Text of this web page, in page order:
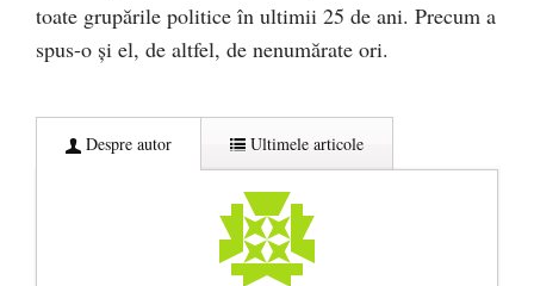
toate grupările politice în ultimii 25 de ani. Precum a
spus-o și el, de altfel, de nenumărate ori.
Despre autor Ultimele articole